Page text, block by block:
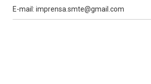
E-mail: imprensa.smte@gmail.com